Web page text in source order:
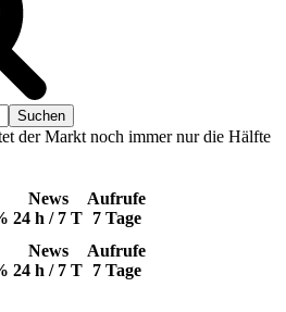
der Markt noch immer nur die Hälfte
News
24 h / 7 T
Aufrufe
7 Tage
News
24 h / 7 T
Aufrufe
7 Tage